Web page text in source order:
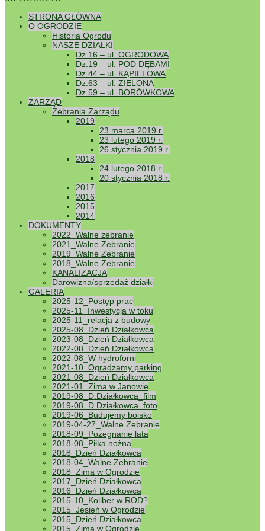
STRONA GŁÓWNA
O OGRODZIE
Historia Ogrodu
NASZE DZIAŁKI
Dz.16 – ul. OGRODOWA
Dz.19 – ul. POD DĘBAMI
Dz.44 – ul. KĄPIELOWA
Dz.63 – ul. ZIELONA
Dz.59 – ul. BORÓWKOWA
ZARZĄD
Zebrania Zarządu
2019
23 marca 2019 r.
23 lutego 2019 r.
26 stycznia 2019 r.
2018
24 lutego 2018 r.
20 stycznia 2018 r.
2017
2016
2015
2014
DOKUMENTY
2022_Walne zebranie
2021_Walne Zebranie
2019_Walne Zebranie
2018_Walne Zebranie
KANALIZACJA
Darowizna/sprzedaż działki
GALERIA
2025-12_Postęp prac
2025-11_Inwestycja w toku
2025-11_relacja z budowy
2025-08_Dzień Działkowca
2023-08_Dzień Działkowca
2022-08_Dzień Działkowca
2022-08_W hydroforni
2021-10_Ogradzamy parking
2021-08_Dzień Działkowca
2021-01_Zima w Janowie
2019-08_D.Działkowca_film
2019-08_D.Działkowca_foto
2019-06_Budujemy boisko
2019-04-27_Walne Zebranie
2018-09_Pożegnanie lata
2018-08_Piłka nożna
2018_Dzień Działkowca
2018-04_Walne Zebranie
2018_Zima w Ogrodzie
2017_Dzień Działkowca
2016_Dzień Działkowca
2015-10_Koliber w ROD?
2015_Jesień w Ogrodzie
2015_Dzień Działkowca
2015_Zima w Ogrodzie